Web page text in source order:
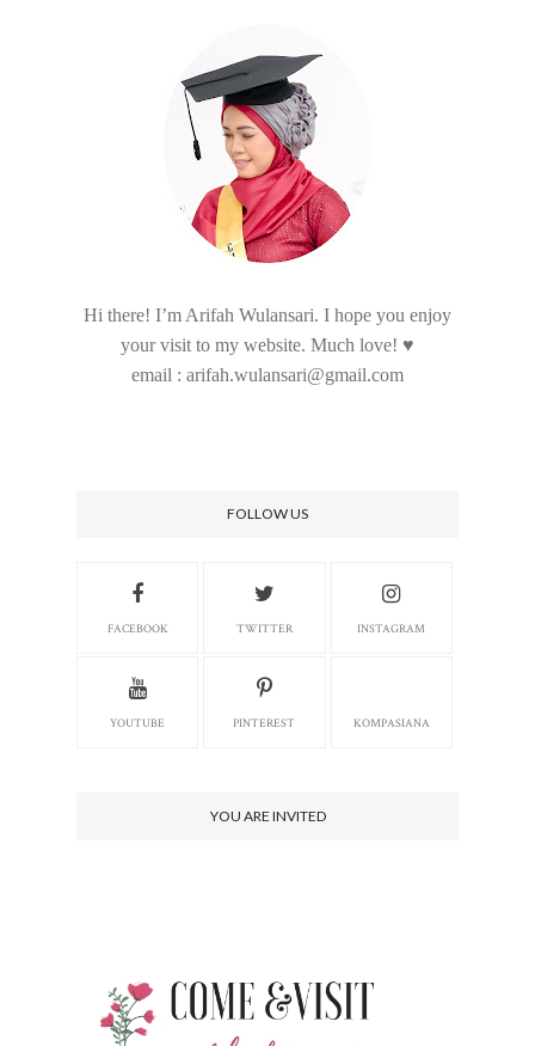
Hi there! I’m Arifah Wulansari. I hope you enjoy
your visit to my website. Much love! ♥
email : arifah.wulansari@gmail.com
FOLLOW US
FACEBOOK TWITTER INSTAGRAM
YOUTUBE PINTEREST KOMPASIANA
YOU ARE INVITED